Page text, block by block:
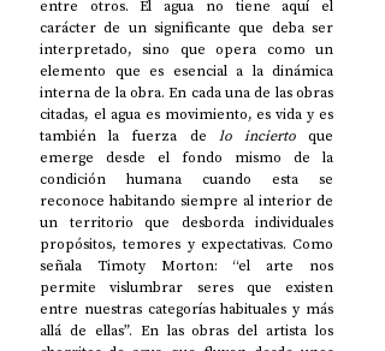
entre otros. El agua no tiene aquí el
carácter de un significante que deba ser
interpretado, sino que opera como un
elemento que es esencial a la dinámica
interna de la obra. En cada una de las obras
citadas, el agua es movimiento, es vida y es
también la fuerza de lo incierto que
emerge desde el fondo mismo de la
condición humana cuando esta se
reconoce habitando siempre al interior de
un territorio que desborda individuales
propósitos, temores y expectativas. Como
señala Timoty Morton: “el arte nos
permite vislumbrar seres que existen
entre nuestras categorías habituales y más
allá de ellas”. En las obras del artista los